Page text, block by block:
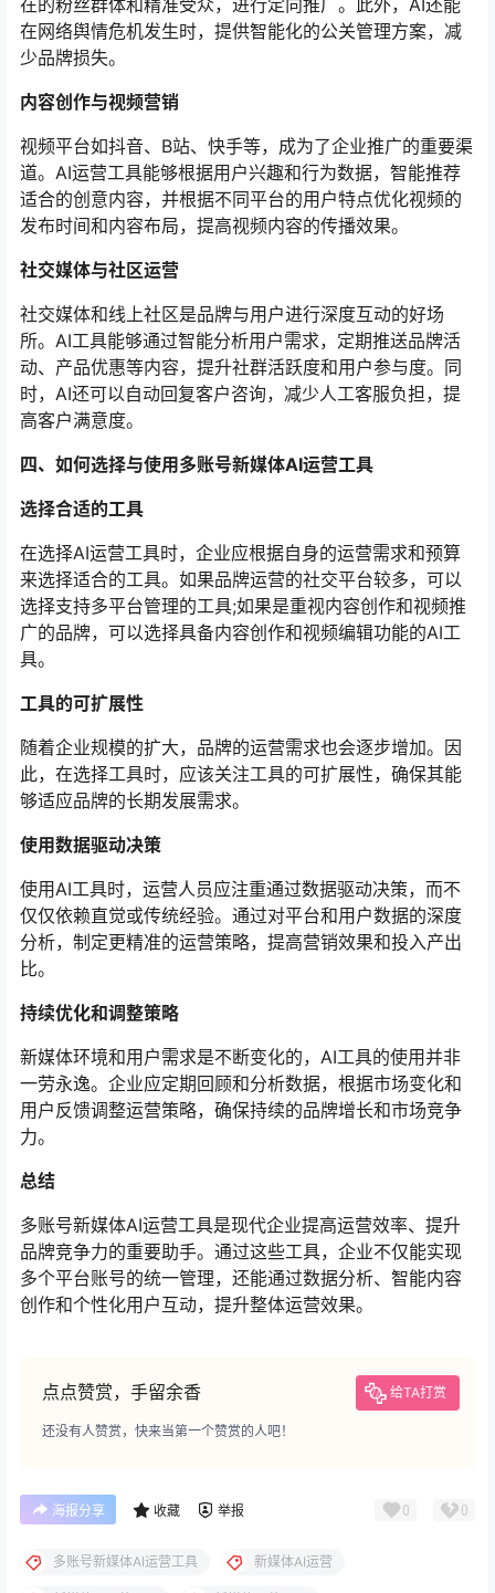
在的粉丝群体和精准受众，进行定向推广。此外，AI还能
在网络舆情危机发生时，提供智能化的公关管理方案，减
少品牌损失。
内容创作与视频营销
视频平台如抖音、B站、快手等，成为了企业推广的重要渠
道。AI运营工具能够根据用户兴趣和行为数据，智能推荐
适合的创意内容，并根据不同平台的用户特点优化视频的
发布时间和内容布局，提高视频内容的传播效果。
社交媒体与社区运营
社交媒体和线上社区是品牌与用户进行深度互动的好场
所。AI工具能够通过智能分析用户需求，定期推送品牌活
动、产品优惠等内容，提升社群活跃度和用户参与度。同
时，AI还可以自动回复客户咨询，减少人工客服负担，提
高客户满意度。
四、如何选择与使用多账号新媒体AI运营工具
选择合适的工具
在选择AI运营工具时，企业应根据自身的运营需求和预算
来选择适合的工具。如果品牌运营的社交平台较多，可以
选择支持多平台管理的工具;如果是重视内容创作和视频推
广的品牌，可以选择具备内容创作和视频编辑功能的AI工
具。
工具的可扩展性
随着企业规模的扩大，品牌的运营需求也会逐步增加。因
此，在选择工具时，应该关注工具的可扩展性，确保其能
够适应品牌的长期发展需求。
使用数据驱动决策
使用AI工具时，运营人员应注重通过数据驱动决策，而不
仅仅依赖直觉或传统经验。通过对平台和用户数据的深度
分析，制定更精准的运营策略，提高营销效果和投入产出
比。
持续优化和调整策略
新媒体环境和用户需求是不断变化的，AI工具的使用并非
一劳永逸。企业应定期回顾和分析数据，根据市场变化和
用户反馈调整运营策略，确保持续的品牌增长和市场竞争
力。
总结
多账号新媒体AI运营工具是现代企业提高运营效率、提升
品牌竞争力的重要助手。通过这些工具，企业不仅能实现
多个平台账号的统一管理，还能通过数据分析、智能内容
创作和个性化用户互动，提升整体运营效果。
点点赞赏，手留余香 给TA打赏
还没有人赞赏，快来当第一个赞赏的人吧！
海报分享 收藏 举报 0 0
多账号新媒体AI运营工具 新媒体AI运营